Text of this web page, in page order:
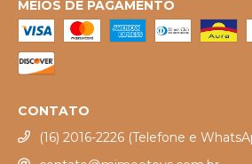
MEIOS DE PAGAMENTO
CONTATO
(16) 2016-2226 (Telefone e